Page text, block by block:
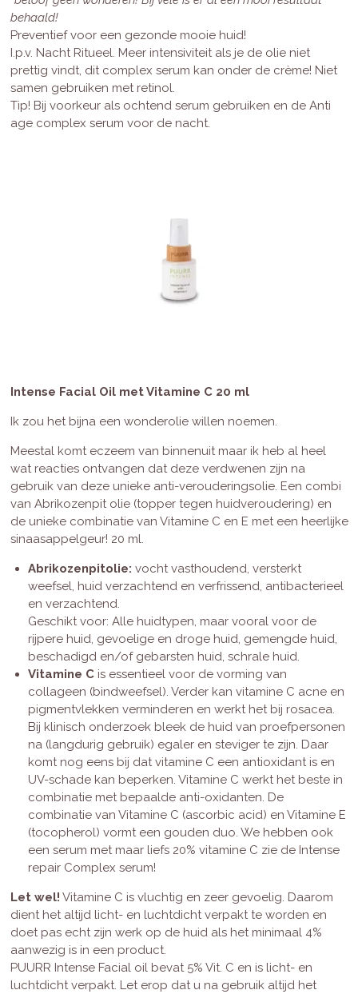
behaald!
Preventief voor een gezonde mooie huid!
I.p.v. Nacht Ritueel. Meer intensiviteit als je de olie niet
prettig vindt, dit complex serum kan onder de crème! Niet
samen gebruiken met retinol.
Tip! Bij voorkeur als ochtend serum gebruiken en de Anti
age complex serum voor de nacht.
Intense Facial Oil met Vitamine C 20 ml
Ik zou het bijna een wonderolie willen noemen.
Meestal komt eczeem van binnenuit maar ik heb al heel
wat reacties ontvangen dat deze verdwenen zijn na
gebruik van deze unieke anti-verouderingsolie. Een combi
van Abrikozenpit olie (topper tegen huidveroudering) en
de unieke combinatie van Vitamine C en E met een heerlijke
sinaasappelgeur! 20 ml.
Abrikozenpitolie: vocht vasthoudend, versterkt
weefsel, huid verzachtend en verfrissend, antibacterieel
en verzachtend.
Geschikt voor: Alle huidtypen, maar vooral voor de
rijpere huid, gevoelige en droge huid, gemengde huid,
beschadigd en/of gebarsten huid, schrale huid.
Vitamine C is essentieel voor de vorming van
collageen (bindweefsel). Verder kan vitamine C acne en
pigmentvlekken verminderen en werkt het bij rosacea.
Bij klinisch onderzoek bleek de huid van proefpersonen
na (langdurig gebruik) egaler en steviger te zijn. Daar
komt nog eens bij dat vitamine C een antioxidant is en
UV-schade kan beperken. Vitamine C werkt het beste in
combinatie met bepaalde anti-oxidanten. De
combinatie van Vitamine C (ascorbic acid) en Vitamine E
(tocopherol) vormt een gouden duo. We hebben ook
een serum met maar liefs 20% vitamine C zie de Intense
repair Complex serum!
Let wel! Vitamine C is vluchtig en zeer gevoelig. Daarom
dient het altijd licht- en luchtdicht verpakt te worden en
doet pas echt zijn werk op de huid als het minimaal 4%
aanwezig is in een product.
PUURR Intense Facial oil bevat 5% Vit. C en is licht- en
luchtdicht verpakt. Let erop dat u na gebruik altijd het